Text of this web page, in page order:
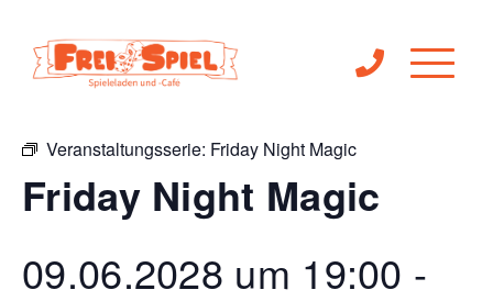
« Alle Veranstaltungen
Veranstaltungsserie: Friday Night Magic
Friday Night Magic
09.06.2028 um 19:00 -